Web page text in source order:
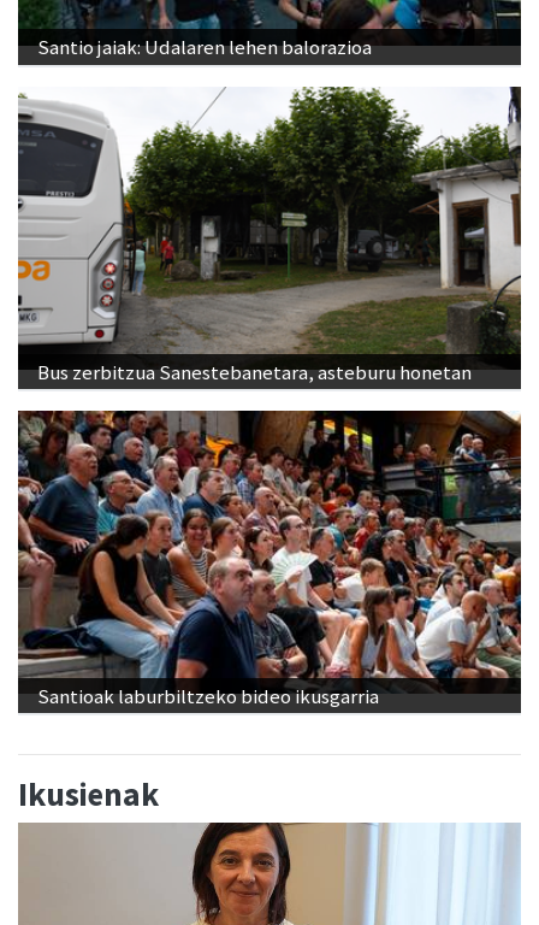
Santio jaiak: Udalaren lehen balorazioa
Bus zerbitzua Sanestebanetara, asteburu honetan
Santioak laburbiltzeko bideo ikusgarria
Ikusienak